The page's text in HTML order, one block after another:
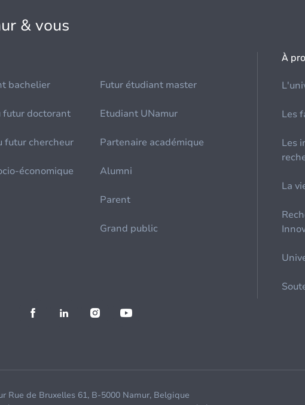
& vous
bachelier Futur étudiant master
futur doctorant Etudiant UNamur
futur chercheur Partenaire académique
économique Alumni
Parent
Grand public
À
Les
Les
La
Rue de Bruxelles 61, B-5000 Namur, Belgique